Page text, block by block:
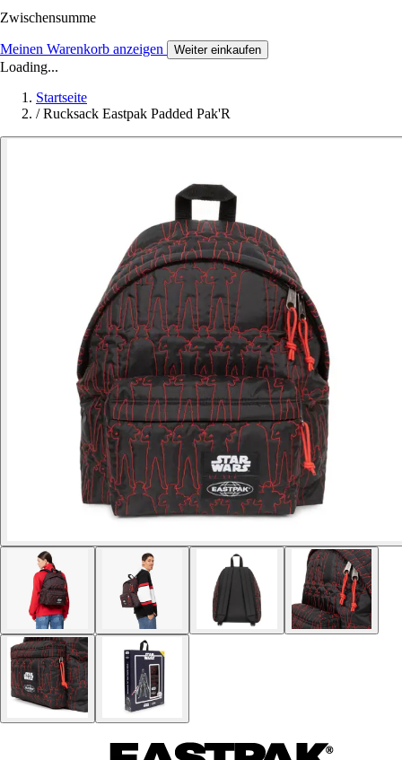
Zwischensumme
Meinen Warenkorb anzeigen Weiter einkaufen
Loading...
Startseite
/ Rucksack Eastpak Padded Pak'R